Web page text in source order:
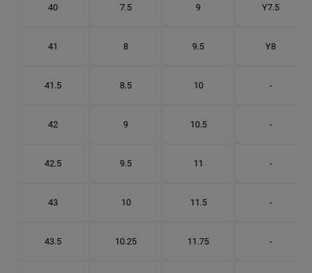
40 7.5 9 Y7.5
41 8 9.5 Y8
41.5 8.5 10 -
42 9 10.5 -
42.5 9.5 11 -
43 10 11.5 -
43.5 10.25 11.75 -